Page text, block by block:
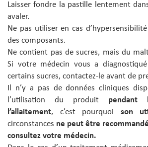
Laisser fondre la pastille lentement
avaler.
Ne pas utiliser en cas
des composants.
Ne contient pas de sucres, mais du
Si votre médecin vous a
certains sucres, contactez-le avant de
Il n’y a pas de données cliniques
l’utilisation du produit pendant
l’allaitement, c’est pourquoi son
circonstances ne peut être
consultez votre médecin.